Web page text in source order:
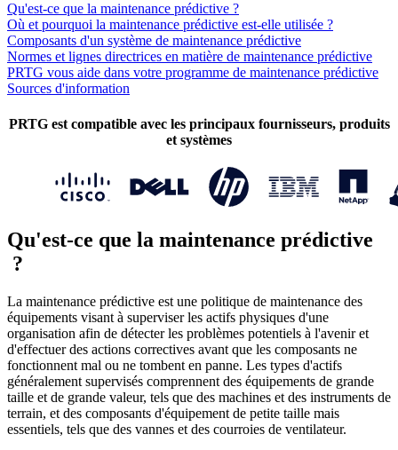
Qu'est-ce que la maintenance prédictive ?
Où et pourquoi la maintenance prédictive est-elle utilisée ?
Composants d'un système de maintenance prédictive
Normes et lignes directrices en matière de maintenance prédictive
PRTG vous aide dans votre programme de maintenance prédictive
Sources d'information
PRTG est compatible avec les principaux fournisseurs, produits
et systèmes
Qu'est-ce que la maintenance prédictive
?
La maintenance prédictive est une politique de maintenance des
équipements visant à superviser les actifs physiques d'une
organisation afin de détecter les problèmes potentiels à l'avenir et
d'effectuer des actions correctives avant que les composants ne
fonctionnent mal ou ne tombent en panne. Les types d'actifs
généralement supervisés comprennent des équipements de grande
taille et de grande valeur, tels que des machines et des instruments de
terrain, et des composants d'équipement de petite taille mais
essentiels, tels que des vannes et des courroies de ventilateur.